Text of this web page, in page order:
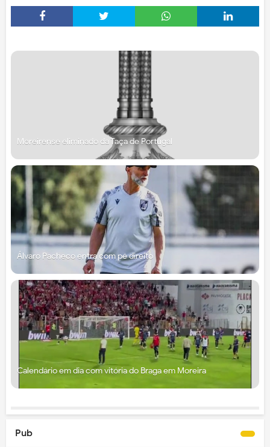
Moreirense eliminado da Taça de Portugal
Álvaro Pacheco entra com pé direito
Calendário em dia com vitória do Braga em Moreira
Pub